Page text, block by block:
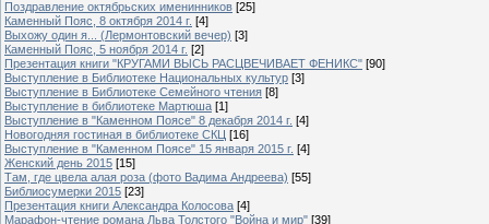
Поздравление октябрьских именинников [25]
Каменный Пояс, 8 октября 2014 г. [4]
Выхожу один я... (Лермонтовский вечер) [3]
Каменный Пояс, 5 ноября 2014 г. [2]
Презентация книги "КРУГАМИ ВЫСЬ РАСЦВЕЧИВАЕТ ФЕНИКС" [90]
Выступление в Библиотеке Национальных культур [3]
Выступление в Библиотеке Семейного чтения [8]
Выступление в библиотеке Мартюша [1]
Выступление в "Каменном Поясе" 8 декабря 2014 г. [4]
Новогодняя гостиная в библиотеке СКЦ [16]
Выступление в "Каменном Поясе" 15 января 2015 г. [4]
Женский день 2015 [15]
Там, где цвела алая роза (фото Вадима Андреева) [55]
Библиосумерки 2015 [23]
Презентация книги Александра Колосова [4]
Марафон-чтение романа Льва Толстого "Война и мир" [39]